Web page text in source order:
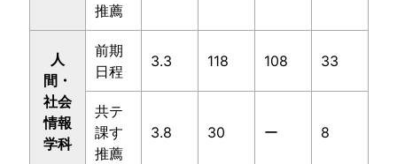
推薦
人
間・
社会
情報
学科
前期
日程
3.3 118 108 33
共テ
課す
推薦
3.8 30 ー 8